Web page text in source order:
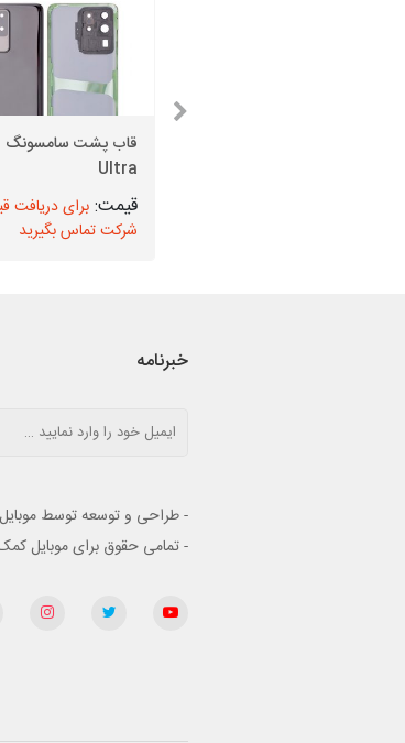
Ultra
برای دریافت
شرکت تماس بگیرید
خبرنامه
- طراحی و توسعه توسط
- تمامی حقوق برای موبایل